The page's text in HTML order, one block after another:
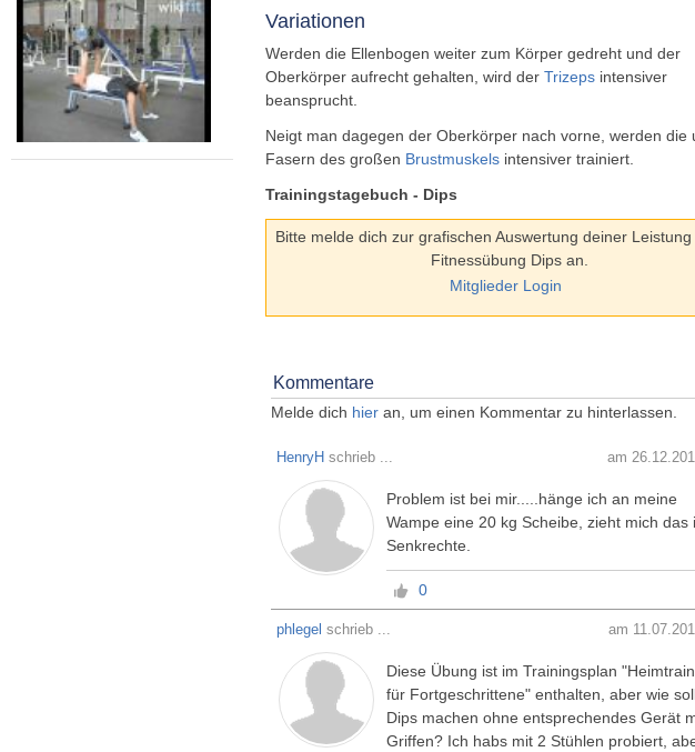
Variationen
Werden die Ellenbogen weiter zum Körper gedreht und der
Oberkörper aufrecht gehalten, wird der Trizeps intensiver
beansprucht.
Neigt man dagegen der Oberkörper nach vorne, werden die
Fasern des großen Brustmuskels intensiver trainiert.
Trainingstagebuch - Dips
Bitte melde dich zur grafischen Auswertung deiner
Fitnessübung Dips an.
Mitglieder Login
Kommentare
Melde dich hier an, um einen Kommentar zu hinterlassen.
HenryH schrieb ... am
Problem ist bei mir.....hänge ich an meine
Wampe eine 20 kg Scheibe, zieht mich das
Senkrechte.
0
phlegel schrieb ... am
Diese Übung ist im Trainingsplan
für Fortgeschrittene" enthalten, aber wie
Dips machen ohne entsprechendes Gerät
Griffen? Ich habs mit 2 Stühlen probiert,